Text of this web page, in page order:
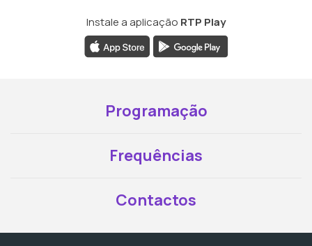
Instale a aplicação RTP Play
Programação
Frequências
Contactos